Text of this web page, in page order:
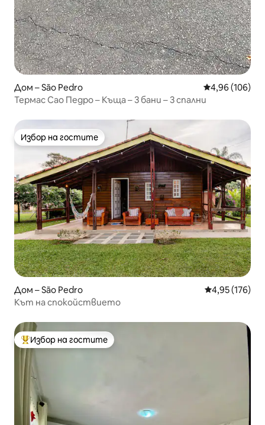
Дом – São Pedro Средна
4,96 (106)
Термас Сао Педро – Къща – 3 бани – 3 спални
Избор на гостите
Избор на гостите
Дом – São Pedro Средна
4,95 (176)
Кът на спокойствието
Най-популярен избор на гостите
Избор на гостите